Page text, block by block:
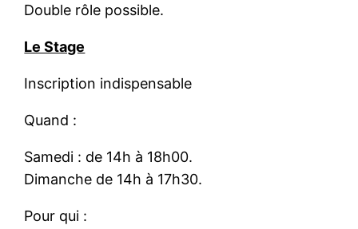
Double rôle possible.
Le Stage
Inscription indispensable
Quand :
Samedi : de 14h à 18h00.
Dimanche de 14h à 17h30.
Pour qui :